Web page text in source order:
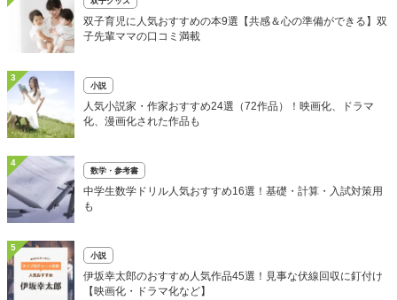
双子育児に人気おすすめの本9選【共感＆心の準備ができる】双
子先輩ママの口コミ満載
3
小説
人気小説家・作家おすすめ24選（72作品）！映画化、ドラマ
化、漫画化された作品も
4
数学・参考書
中学生数学ドリル人気おすすめ16選！基礎・計算・入試対策用
も
5
小説
伊坂幸太郎のおすすめ人気作品45選！見事な伏線回収に釘付け
【映画化・ドラマ化など】